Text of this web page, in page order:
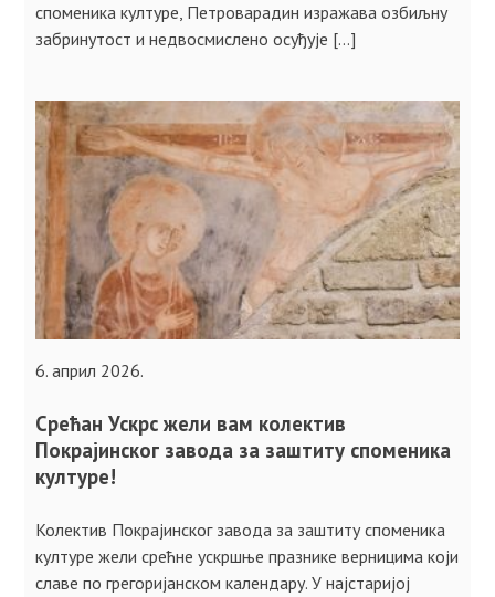
споменика културе, Петроварадин изражава озбиљну
забринутост и недвосмислено осуђује […]
6. април 2026.
Срећан Ускрс жели вам колектив
Покрајинског завода за заштиту споменика
културе!
Колектив Покрајинског завода за заштиту споменика
културе жели срећне ускршње празнике верницима који
славе по грегоријанском календару. У најстаријој